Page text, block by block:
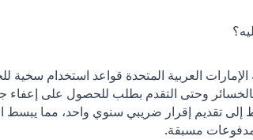
العربية المتحدة قواعد استخدام سخية
وحتى التقدم بطلب للحصول على
تقديم إقرار ضريبي سنوي واحد، مما يبسط
مدفوعات مسبقة.